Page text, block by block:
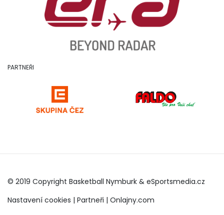
PARTNEŘI
© 2019 Copyright Basketball Nymburk & eSportsmedia.cz
Nastavení cookies | Partneři | Onlajny.com